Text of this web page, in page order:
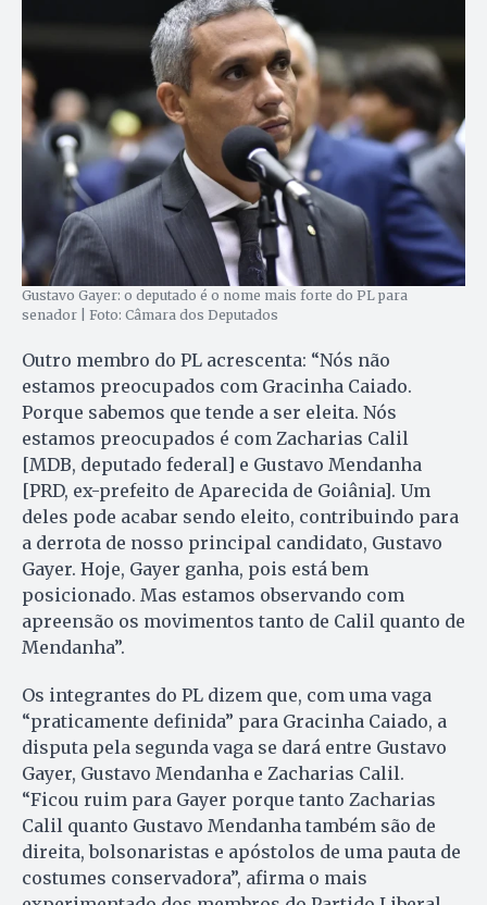
Gustavo Gayer: o deputado é o nome mais forte do PL para
senador | Foto: Câmara dos Deputados
Outro membro do PL acrescenta: “Nós não
estamos preocupados com Gracinha Caiado.
Porque sabemos que tende a ser eleita. Nós
estamos preocupados é com Zacharias Calil
[MDB, deputado federal] e Gustavo Mendanha
[PRD, ex-prefeito de Aparecida de Goiânia]. Um
deles pode acabar sendo eleito, contribuindo para
a derrota de nosso principal candidato, Gustavo
Gayer. Hoje, Gayer ganha, pois está bem
posicionado. Mas estamos observando com
apreensão os movimentos tanto de Calil quanto de
Mendanha”.
Os integrantes do PL dizem que, com uma vaga
“praticamente definida” para Gracinha Caiado, a
disputa pela segunda vaga se dará entre Gustavo
Gayer, Gustavo Mendanha e Zacharias Calil.
“Ficou ruim para Gayer porque tanto Zacharias
Calil quanto Gustavo Mendanha também são de
direita, bolsonaristas e apóstolos de uma pauta de
costumes conservadora”, afirma o mais